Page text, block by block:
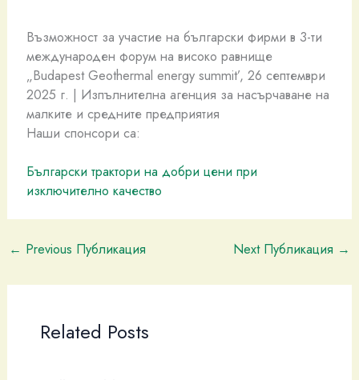
Възможност за участие на български фирми в 3-ти
международен форум на високо равнище
„Budapest Geothermal energy summit’, 26 септември
2025 г. | Изпълнителна агенция за насърчаване на
малките и средните предприятия
Наши спонсори са:
Български трактори на добри цени при
изключително качество
← Previous Публикация Next Публикация →
Related Posts